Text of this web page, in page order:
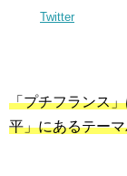
Twitter
「プチフランス
平」にあるテー